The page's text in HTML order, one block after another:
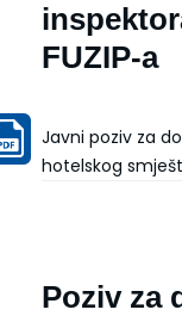
FUZIP-a
Javni poziv za
hotelskog
Poziv za